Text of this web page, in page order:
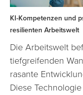
KI-Kompetenzen und
resilienten Arbeitswelt
Die Arbeitswelt
tiefgreifenden
rasante
Diese